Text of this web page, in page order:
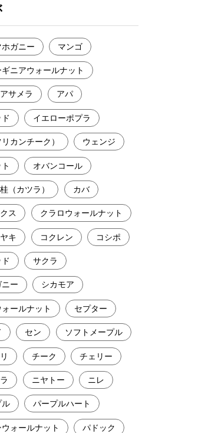
ガニー マンゴ
ニアウォールナット
アサメラ アパ
イエローポプラ
カンチーク） ウェンジ
オバンコール
桂（カツラ） カバ
クス クラロウォールナット
キ コクレン コシポ
サクラ
ー シカモア
ールナット セプター
セン ソフトメープル
チーク チェリー
ニヤトー ニレ
ル パープルハート
ォールナット パドック